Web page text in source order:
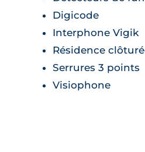
Digicode
Interphone Vigik
Résidence
Serrures 3 points
Visiophone